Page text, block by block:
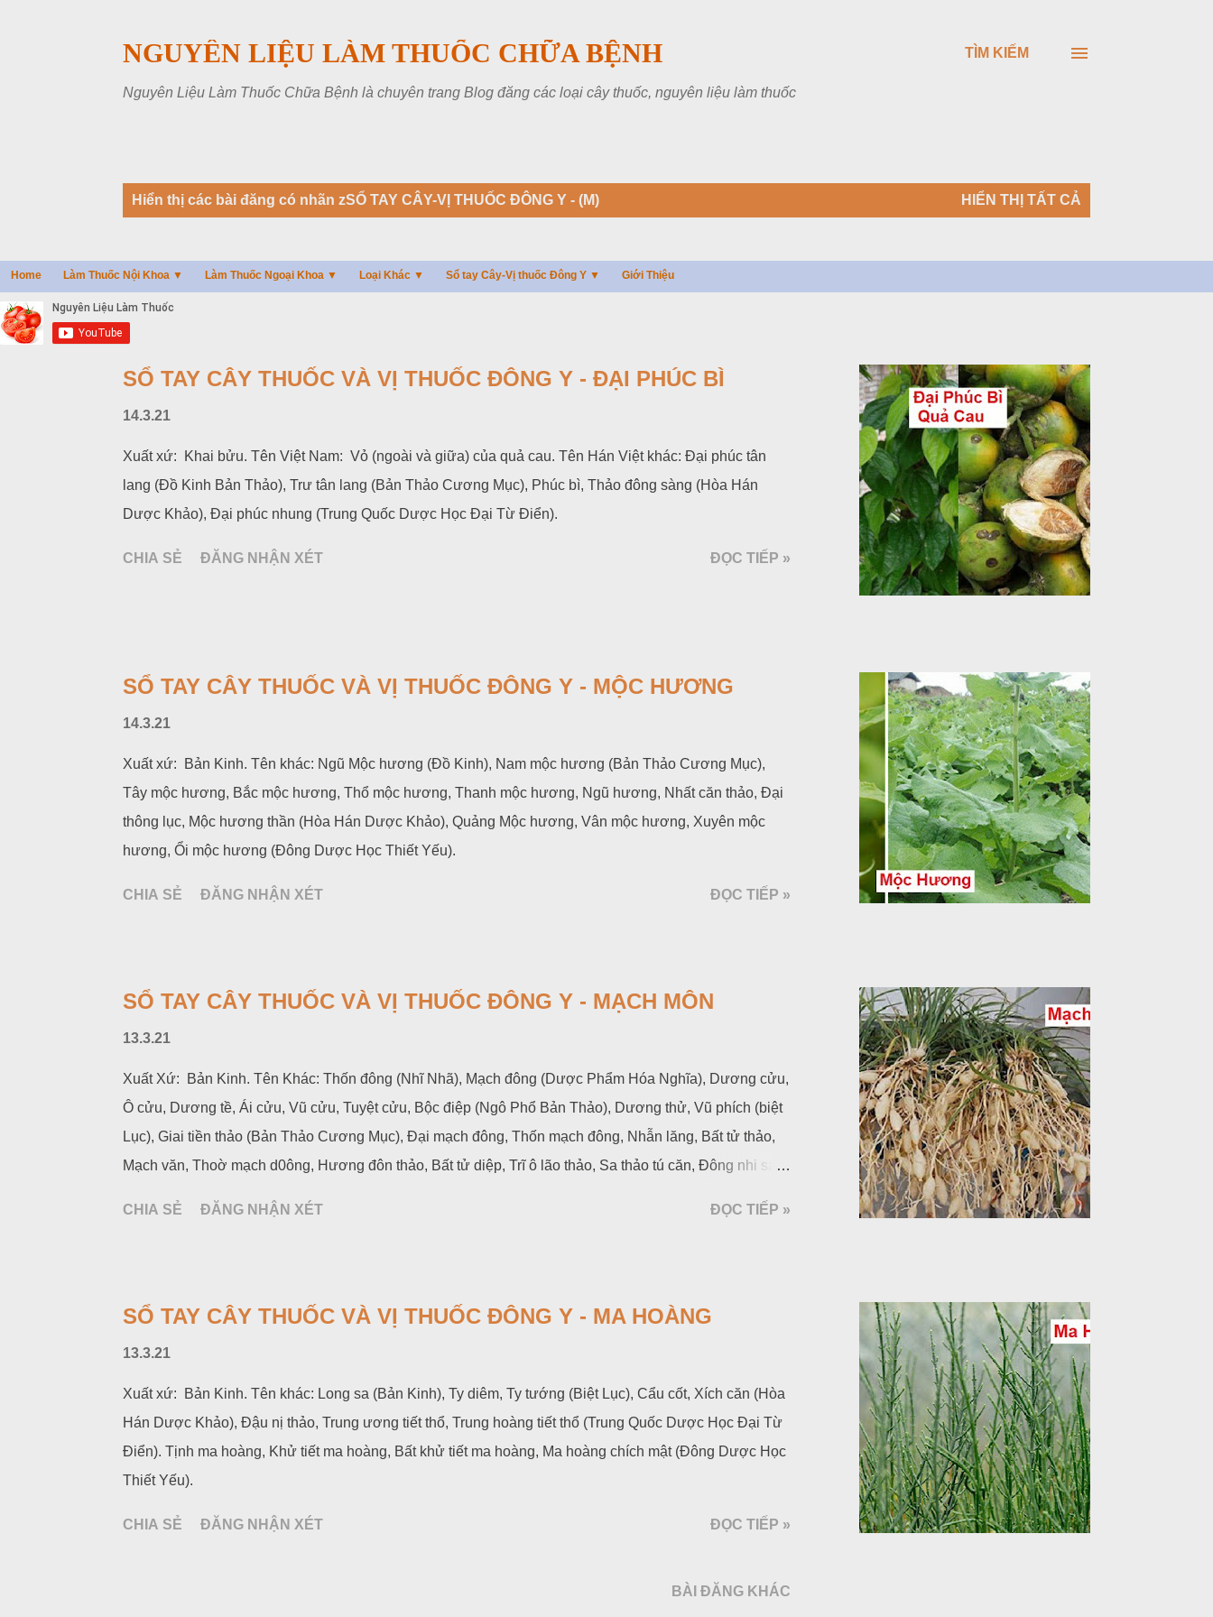
NGUYÊN LIỆU LÀM THUỐC CHỮA BỆNH
Nguyên Liệu Làm Thuốc Chữa Bệnh là chuyên trang Blog đăng các loại cây thuốc, nguyên liệu làm thuốc
TÌM KIẾM
đ
ă
n
g
Hiển thị các bài đăng có nhãn zSỔ TAY CÂY-VỊ THUỐC ĐÔNG Y - (M) HIỂN THỊ TẤT CẢ
Home Làm Thuốc Nội Khoa ▼ Làm Thuốc Ngoại Khoa ▼ Loại Khác ▼ Sổ tay Cây-Vị thuốc Đông Y ▼ Giới Thiệu
SỔ TAY CÂY THUỐC VÀ VỊ THUỐC ĐÔNG Y - ĐẠI PHÚC BÌ
14.3.21
Xuất xứ: Khai bửu. Tên Việt Nam: Vỏ (ngoài và giữa) của quả cau. Tên Hán Việt khác: Đại phúc tân
lang (Đồ Kinh Bản Thảo), Trư tân lang (Bản Thảo Cương Mục), Phúc bì, Thảo đông sàng (Hòa Hán
Dược Khảo), Đại phúc nhung (Trung Quốc Dược Học Đại Từ Điển).
CHIA SẺ ĐĂNG NHẬN XÉT ĐỌC TIẾP »
SỔ TAY CÂY THUỐC VÀ VỊ THUỐC ĐÔNG Y - MỘC HƯƠNG
14.3.21
Xuất xứ: Bản Kinh. Tên khác: Ngũ Mộc hương (Đồ Kinh), Nam mộc hương (Bản Thảo Cương Mục),
Tây mộc hương, Bắc mộc hương, Thổ mộc hương, Thanh mộc hương, Ngũ hương, Nhất căn thảo, Đại
thông lục, Mộc hương thần (Hòa Hán Dược Khảo), Quảng Mộc hương, Vân mộc hương, Xuyên mộc
hương, Ổi mộc hương (Đông Dược Học Thiết Yếu).
CHIA SẺ ĐĂNG NHẬN XÉT ĐỌC TIẾP »
SỔ TAY CÂY THUỐC VÀ VỊ THUỐC ĐÔNG Y - MẠCH MÔN
13.3.21
Xuất Xứ: Bản Kinh. Tên Khác: Thốn đông (Nhĩ Nhã), Mạch đông (Dược Phẩm Hóa Nghĩa), Dương cửu,
Ô cửu, Dương tề, Ái cửu, Vũ cửu, Tuyệt cửu, Bộc điệp (Ngô Phổ Bản Thảo), Dương thử, Vũ phích (biệt
Lục), Giai tiền thảo (Bản Thảo Cương Mục), Đại mạch đông, Thốn mạch đông, Nhẫn lăng, Bất tử thảo,
Mạch văn, Thoờ mạch d0ông, Hương đôn thảo, Bất tử diệp, Trĩ ô lão thảo, Sa thảo tú căn, Đông nhi sa
CHIA SẺ ĐĂNG NHẬN XÉT ĐỌC TIẾP »
SỔ TAY CÂY THUỐC VÀ VỊ THUỐC ĐÔNG Y - MA HOÀNG
13.3.21
Xuất xứ: Bản Kinh. Tên khác: Long sa (Bản Kinh), Ty diêm, Ty tướng (Biệt Lục), Cẩu cốt, Xích căn (Hòa
Hán Dược Khảo), Đậu nị thảo, Trung ương tiết thổ, Trung hoàng tiết thổ (Trung Quốc Dược Học Đại Từ
Điển). Tịnh ma hoàng, Khử tiết ma hoàng, Bất khử tiết ma hoàng, Ma hoàng chích mật (Đông Dược Học
Thiết Yếu).
CHIA SẺ ĐĂNG NHẬN XÉT ĐỌC TIẾP »
BÀI ĐĂNG KHÁC